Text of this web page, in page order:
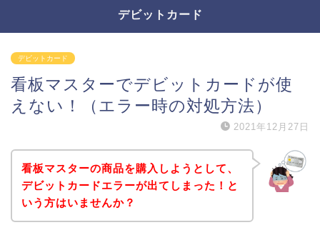
デビットカード
デビットカード
看板マスターでデビットカードが使
えない！（エラー時の対処方法）
2021年12月27日
看板マスターの商品を購入しようとして、
デビットカードエラーが出てしまった！と
いう方はいませんか？